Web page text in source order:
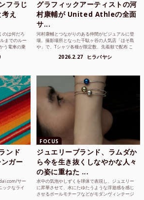
フラじ
え
のは何だろ
までのルー
う電車の乗
グラフィックアーティストの河
村康輔が United Athleの全面
サ...
河村康輔とつながりのある仲間がビジュアルに登
場。撮影場所となった千駄ヶ谷の人気店「ほそ島
や」で、Tシャツ各種が限定数、先着順で配布 こ
2026.2.27 ヒラバヤシ
ンド
ンガー
サー
ックなライ
FOCUS
ジュエリーブランド、ラムダか
ら今を生き抜くしなやかな人々
の姿に重ねた ...
水中の気泡やしずくを球体で表現し、ジュエリー
に昇華させて、水にたゆたうような浮遊感を感じ
させるボールモチーフなどがモダンヴィンテージ